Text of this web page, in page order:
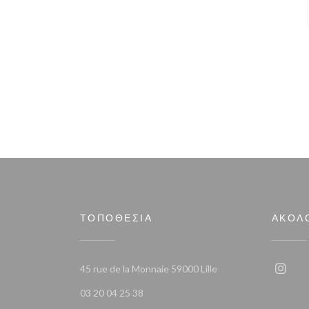
ΤΟΠΟΘΕΣΊΑ
45 rue de la Monnaie 59000 Lille((ανοίγει σε νέο
03 20 04 25 38